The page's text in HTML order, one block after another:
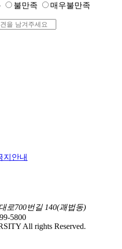
불만족 매우불만족
지안내
로700번길 140(괘법동)
5800
All rights Reserved.